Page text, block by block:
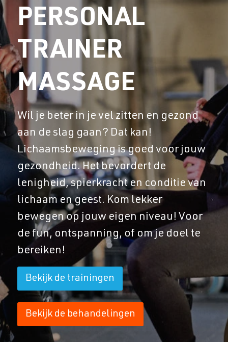
PERSONAL
TRAINER
MASSAGE
Wil je beter in je vel zitten en gezond
aan de slag gaan? Dat kan!
Lichaamsbeweging is goed voor jouw
gezondheid. Het bevordert de
lenigheid, spierkracht en conditie van
lichaam en geest. Kom lekker
bewegen op jouw eigen niveau! Voor
de fun, ontspanning, of om je doel te
bereiken!
Bekijk de trainingen
Bekijk de behandelingen